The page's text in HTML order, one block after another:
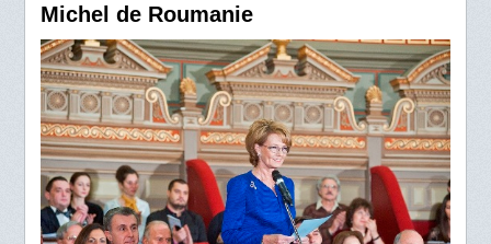
Michel de Roumanie